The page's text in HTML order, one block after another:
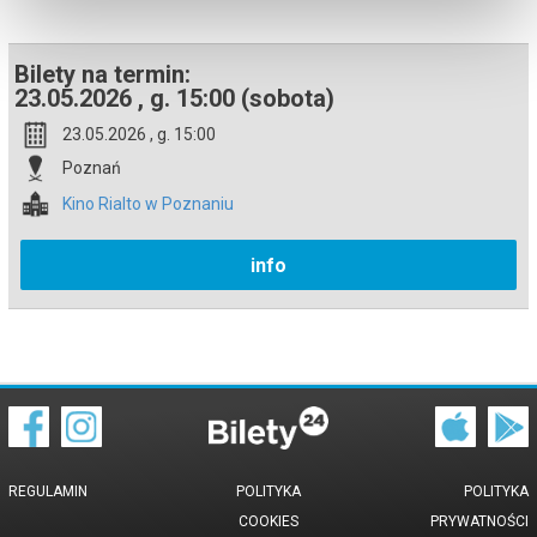
Bilety na termin:
23.05.2026 , g. 15:00 (sobota)
23.05.2026 , g. 15:00
Poznań
Kino Rialto w Poznaniu
info
REGULAMIN
POLITYKA
PRYWATNOŚCI
POLITYKA
COOKIES